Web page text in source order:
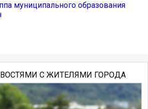
муниципального образования
С ЖИТЕЛЯМИ ГОРОДА